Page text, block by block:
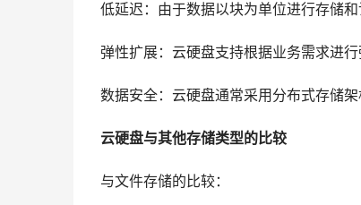
低延迟：由于数据以块为单位进行存储
弹性扩展：云硬盘支持根据业务需求进
数据安全：云硬盘通常采用分布式存储
云硬盘与其他存储类型的比较
与文件存储的比较：